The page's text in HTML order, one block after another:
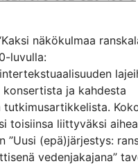
näkökulmaa
luvulla:
ja kahdesta
toisiinsa liittyväksi
”Uusi (epä)järjestys:
vedenjakajana”